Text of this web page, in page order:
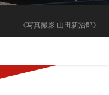
《写真撮影 山田新治郎》